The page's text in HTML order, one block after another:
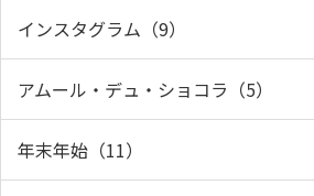
インスタグラム（9）
アムール・デュ・ショコラ（5）
年末年始（11）